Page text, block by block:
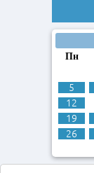
Пн
5
12
19
26